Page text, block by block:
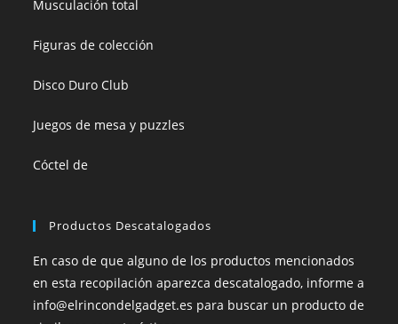
Musculación total
Figuras de colección
Disco Duro Club
Juegos de mesa y puzzles
Cóctel de
Productos Descatalogados
En caso de que alguno de los productos mencionados
en esta recopilación aparezca descatalogado, informe a
info@elrincondelgadget.es para buscar un producto de